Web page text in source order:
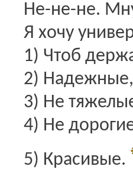
Не-не-не.
Я хочу
1) Чтоб
2) Надежные,
3) Не
4) Не
5) Красивые.